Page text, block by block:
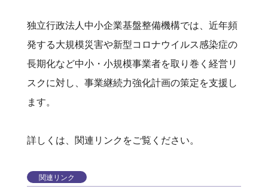
独立行政法人中小企業基盤整備機構では、近年頻
発する大規模災害や新型コロナウイルス感染症の
長期化など中小・小規模事業者を取り巻く経営リ
スクに対し、事業継続力強化計画の策定を支援し
ます。
詳しくは、関連リンクをご覧ください。
関連リンク